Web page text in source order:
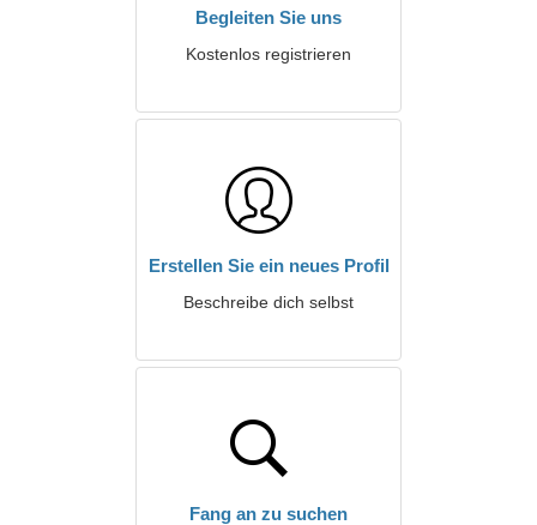
Begleiten Sie uns
Kostenlos registrieren
Erstellen Sie ein neues Profil
Beschreibe dich selbst
Fang an zu suchen